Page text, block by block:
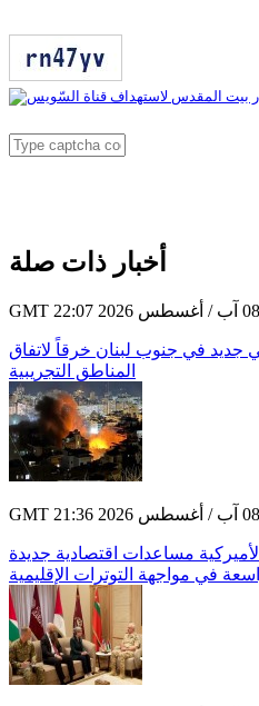
أخبار ذات صلة
في جنوب لبنان خرقاً لاتفاق
المناطق التجريبية
الأميركية مساعدات اقتصادية جديدة
في مواجهة التوترات الإقليمية